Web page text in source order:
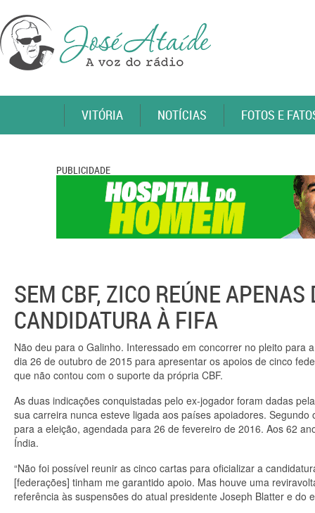
VITÓRIA NOTÍCIAS FOTOS E
PUBLICIDADE
SEM CBF, ZICO REÚNE
CANDIDATURA À FIFA
Não deu para o Galinho. Interessado em concorrer no pleito
dia 26 de outubro de 2015 para apresentar os apoios de cinco
que não contou com o suporte da própria CBF.
As duas indicações conquistadas pelo ex-jogador foram dadas
sua carreira nunca esteve ligada aos países apoiadores.
para a eleição, agendada para 26 de fevereiro de 2016. Aos 62
Índia.
“Não foi possível reunir as cinco cartas para oficializar a
[federações] tinham me garantido apoio. Mas houve uma
referência às suspensões do atual presidente Joseph Blatter e do